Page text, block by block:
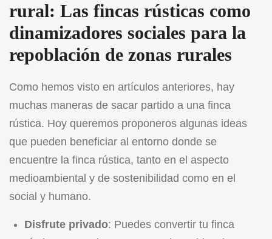
rural: Las fincas rústicas como
dinamizadores sociales para la
repoblación de zonas rurales
Como hemos visto en artículos anteriores, hay
muchas maneras de sacar partido a una finca
rústica. Hoy queremos proponeros algunas ideas
que pueden beneficiar al entorno donde se
encuentre la finca rústica, tanto en el aspecto
medioambiental y de sostenibilidad como en el
social y humano.
Disfrute privado: Puedes convertir tu finca